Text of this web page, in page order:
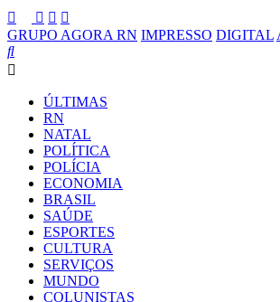
GRUPO AGORA RN IMPRESSO DIGITAL
ÚLTIMAS
RN
NATAL
POLÍTICA
POLÍCIA
ECONOMIA
BRASIL
SAÚDE
ESPORTES
CULTURA
SERVIÇOS
MUNDO
COLUNISTAS